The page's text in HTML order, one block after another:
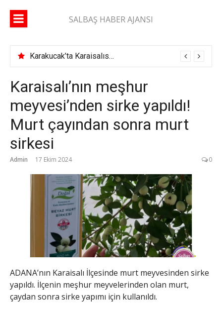
SALBAŞ HABER AJANSI
Karakucak’ta Karaisalıspor fırtınası
Karaisalı’nın meşhur
meyvesi’nden sirke yapıldı!
Murt çayından sonra murt
sirkesi
Admin 17 Ekim 2024 0
ADANA’nın Karaisalı İlçesinde murt meyvesinden sirke
yapıldı. İlçenin meşhur meyvelerinden olan murt,
çaydan sonra sirke yapımı için kullanıldı.